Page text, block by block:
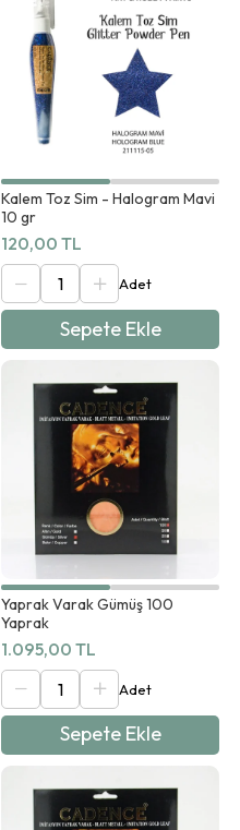
Kalem Toz Sim - Halogram Mavi
10 gr
120,00 TL
Sepete Ekle
Yaprak Varak Gümüş 100
Yaprak
1.095,00 TL
Sepete Ekle